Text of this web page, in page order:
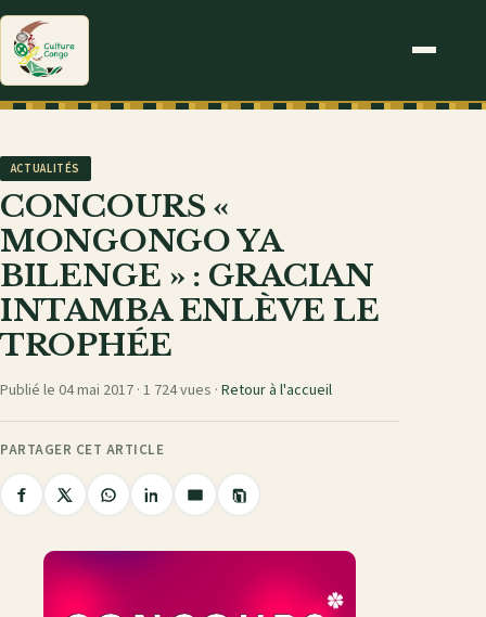
ACTUALITÉS
CONCOURS «
MONGONGO YA
BILENGE » : GRACIAN
INTAMBA ENLÈVE LE
TROPHÉE
Publié le 04 mai 2017 · 1 724 vues · Retour à l'accueil
PARTAGER CET ARTICLE
Partager
Facebook
Partager
X
Partager
WhatsApp
PartagerPartager
Copier
le